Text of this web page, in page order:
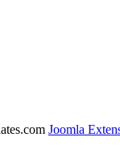
Joomla